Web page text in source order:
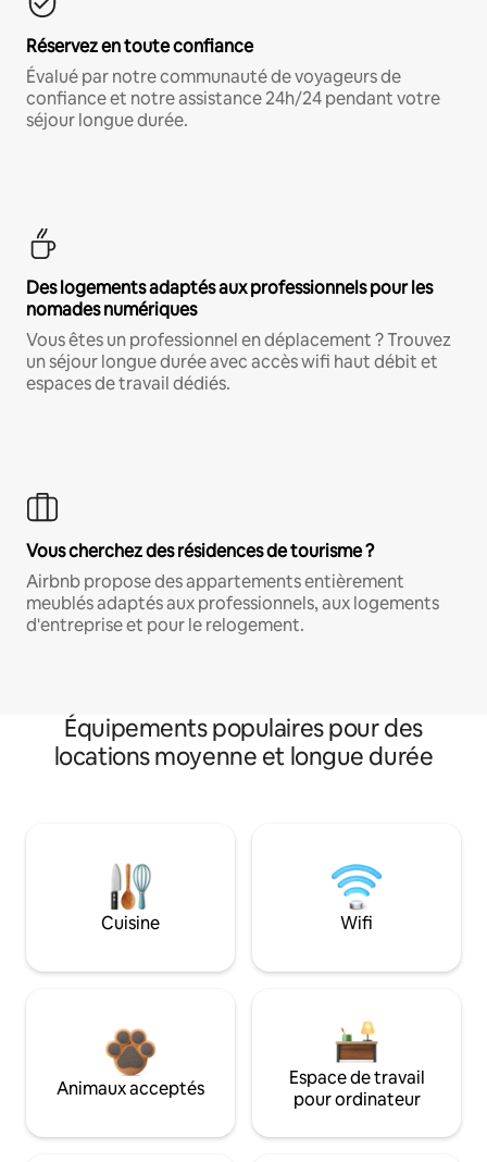
Réservez en toute confiance
Évalué par notre communauté de voyageurs de
confiance et notre assistance 24h/24 pendant votre
séjour longue durée.
Des logements adaptés aux professionnels pour les
nomades numériques
Vous êtes un professionnel en déplacement ? Trouvez
un séjour longue durée avec accès wifi haut débit et
espaces de travail dédiés.
Vous cherchez des résidences de tourisme ?
Airbnb propose des appartements entièrement
meublés adaptés aux professionnels, aux logements
d'entreprise et pour le relogement.
Équipements populaires pour des
locations moyenne et longue durée
Cuisine Wifi
Animaux acceptés
Espace de travail
pour ordinateur